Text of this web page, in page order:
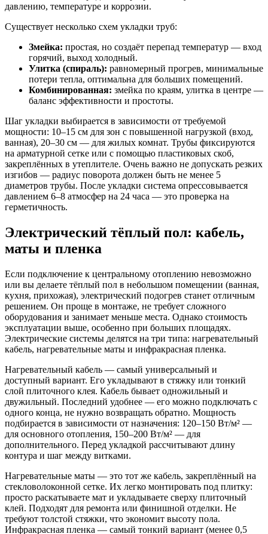
давлению, температуре и коррозии.
Существует несколько схем укладки труб:
Змейка: простая, но создаёт перепад температур — вход
горячий, выход холодный.
Улитка (спираль): равномерный прогрев, минимальные
потери тепла, оптимальна для больших помещений.
Комбинированная: змейка по краям, улитка в центре —
баланс эффективности и простоты.
Шаг укладки выбирается в зависимости от требуемой
мощности: 10–15 см для зон с повышенной нагрузкой (вход,
ванная), 20–30 см — для жилых комнат. Трубы фиксируются
на арматурной сетке или с помощью пластиковых скоб,
закреплённых в утеплителе. Очень важно не допускать резких
изгибов — радиус поворота должен быть не менее 5
диаметров трубы. После укладки система опрессовывается
давлением 6–8 атмосфер на 24 часа — это проверка на
герметичность.
Электрический тёплый пол: кабель,
маты и пленка
Если подключение к центральному отоплению невозможно
или вы делаете тёплый пол в небольшом помещении (ванная,
кухня, прихожая), электрический подогрев станет отличным
решением. Он проще в монтаже, не требует сложного
оборудования и занимает меньше места. Однако стоимость
эксплуатации выше, особенно при больших площадях.
Электрические системы делятся на три типа: нагревательный
кабель, нагревательные маты и инфракрасная пленка.
Нагревательный кабель — самый универсальный и
доступный вариант. Его укладывают в стяжку или тонкий
слой плиточного клея. Кабель бывает одножильный и
двужильный. Последний удобнее — его можно подключать с
одного конца, не нужно возвращать обратно. Мощность
подбирается в зависимости от назначения: 120–150 Вт/м² —
для основного отопления, 150–200 Вт/м² — для
дополнительного. Перед укладкой рассчитывают длину
контура и шаг между витками.
Нагревательные маты — это тот же кабель, закреплённый на
стекловолоконной сетке. Их легко монтировать под плитку:
просто раскатываете мат и укладываете сверху плиточный
клей. Подходят для ремонта или финишной отделки. Не
требуют толстой стяжки, что экономит высоту пола.
Инфракрасная пленка — самый тонкий вариант (менее 0,5